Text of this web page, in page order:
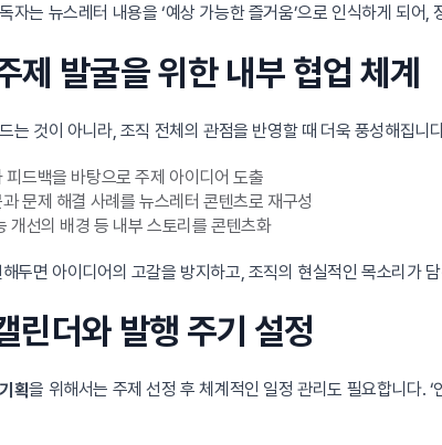
자는 뉴스레터 내용을 ‘예상 가능한 즐거움’으로 인식하게 되어,
발굴을 위한 내부 협업 체계
는 것이 아니라, 조직 전체의 관점을 반영할 때 더욱 풍성해집
피드백을 바탕으로 주제 아이디어 도출
문제 해결 사례를 뉴스레터 콘텐츠로 재구성
개선의 배경 등 내부 스토리를 콘텐츠화
두면 아이디어의 고갈을 방지하고, 조직의 현실적인 목소리가
린더와 발행 주기 설정
획을 위해서는 주제 선정 후 체계적인 일정 관리도 필요합니다.